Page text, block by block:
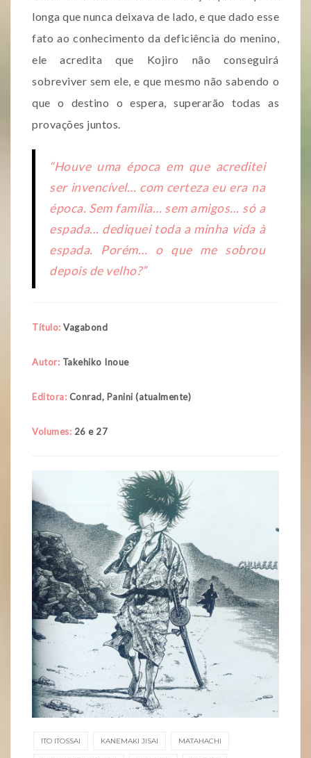
longa que nunca deixava de lado, e que dado esse
fato ao conhecimento da deficiência do menino,
ele acredita que Kojiro não conseguirá
sobreviver sem ele, e que mesmo não sabendo o
que o destino o espera, superarão todas as
provações juntos.
“Houve uma época em que acreditei
ser invencível… com certeza eu era na
época. Sem família… sem amigos… só a
espada… dediquei toda a minha vida à
espada. Porém… o que me sobrou
depois de velho?”
Título: Vagabond
Autor: Takehiko Inoue
Editora: Conrad, Panini (atualmente)
Volumes: 26 e 27
ITO ITOSSAI KANEMAKI JISAI MATAHACHI